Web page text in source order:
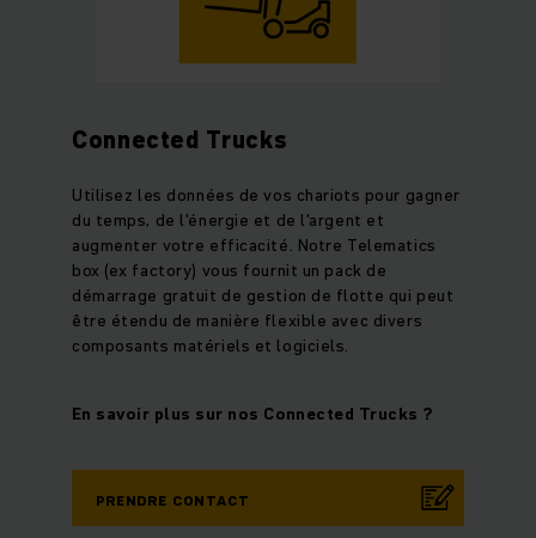
Connected Trucks
Utilisez les données de vos chariots pour gagner
du temps, de l'énergie et de l'argent et
augmenter votre efficacité. Notre Telematics
box (ex factory) vous fournit un pack de
démarrage gratuit de gestion de flotte qui peut
être étendu de manière flexible avec divers
composants matériels et logiciels.
En savoir plus sur nos Connected Trucks ?
PRENDRE CONTACT